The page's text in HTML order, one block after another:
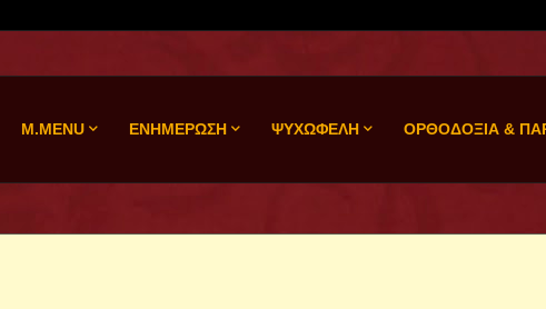
M.MENU ΕΝΗΜΕΡΩΣΗ ΨΥΧΩΦΕΛΗ ΟΡΘΟΔΟΞΙΑ &